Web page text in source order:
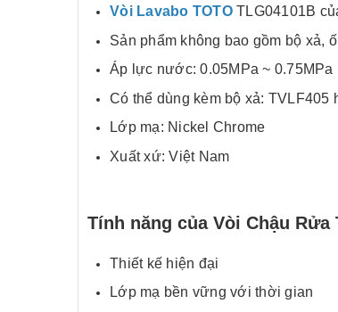
Vòi Lavabo TOTO TLG04101B
Sản phẩm không bao gồm bộ xả,
Áp lực nước: 0.05MPa ~ 0.75MPa
Có thể dùng kèm bộ xả: TVLF405
Lớp mạ: Nickel Chrome
Xuất xứ: Việt Nam
Tính năng của Vòi Chậu Rửa
Thiết kế hiện đại
Lớp mạ bền vững với thời gian